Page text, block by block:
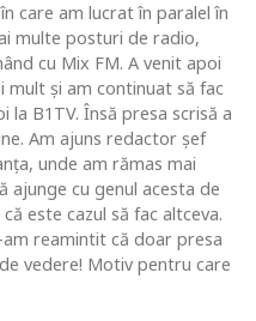
care am lucrat în paralel în
multe posturi de radio,
cu Mix FM. A venit apoi
şi am continuat să fac
la B1TV. Însă presa scrisă a
Am ajuns redactor şef
unde am rămas mai
ajunge cu genul acesta de
este cazul să fac altceva.
am reamintit că doar presa
vedere! Motiv pentru care